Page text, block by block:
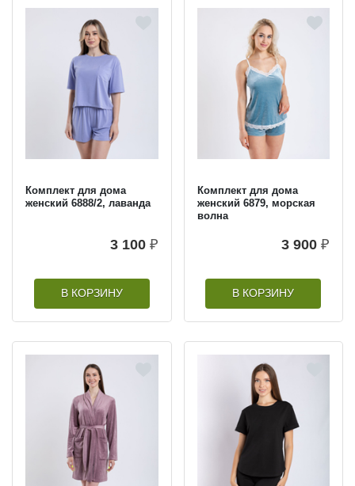
Комплект для дома
женский 6888/2, лаванда
3 100 ₽
В КОРЗИНУ
Комплект для дома
женский 6879, морская
волна
3 900 ₽
В КОРЗИНУ